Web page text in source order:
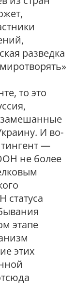
разведка
то это
замешанные
И во-
—
не более
статуса
этапе
этих